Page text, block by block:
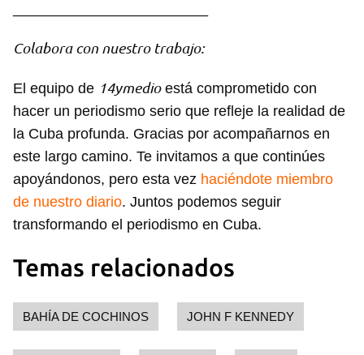
Colabora con nuestro trabajo:
El equipo de 14ymedioestá comprometido con
hacer un periodismo serio que refleje la realidad de
la Cuba profunda. Gracias por acompañarnos en
este largo camino. Te invitamos a que continúes
apoyándonos, pero esta vez haciéndote miembro
de nuestro diario. Juntos podemos seguir
transformando el periodismo en Cuba.
Temas relacionados
BAHÍA DE COCHINOS JOHN F KENNEDY